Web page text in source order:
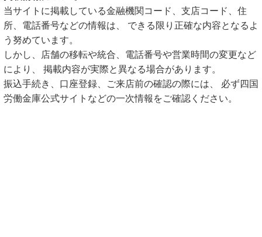
当サイトに掲載している金融機関コード、支店コード、住
所、電話番号などの情報は、 できる限り正確な内容となるよ
う努めています。
しかし、店舗の移転や統合、電話番号や営業時間の変更など
により、 掲載内容が実際と異なる場合があります。
振込手続き、口座登録、ご来店前の確認の際には、 必ず四国
労働金庫公式サイトなどの一次情報をご確認ください。